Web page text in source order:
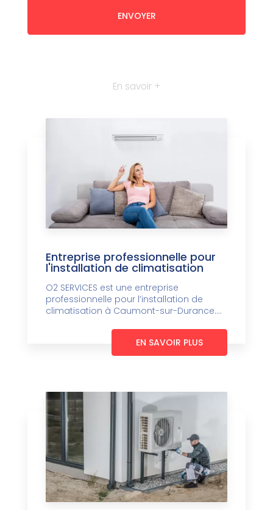
En savoir +
Entreprise professionnelle pour
l'installation de climatisation
O2 SERVICES est une entreprise
professionnelle pour l’installation de
climatisation à Caumont-sur-Durance....
EN SAVOIR PLUS